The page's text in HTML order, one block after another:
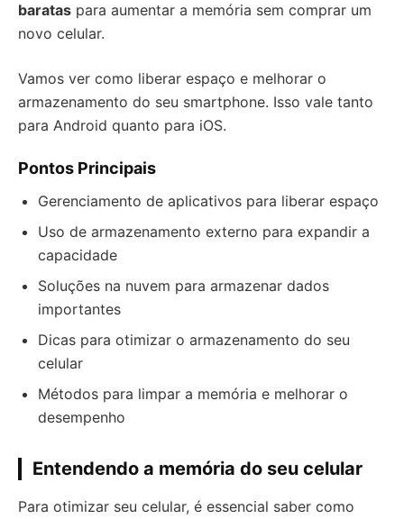
baratas para aumentar a memória sem comprar um
novo celular.
Vamos ver como liberar espaço e melhorar o
armazenamento do seu smartphone. Isso vale tanto
para Android quanto para iOS.
Pontos Principais
Gerenciamento de aplicativos para liberar espaço
Uso de armazenamento externo para expandir a
capacidade
Soluções na nuvem para armazenar dados
importantes
Dicas para otimizar o armazenamento do seu
celular
Métodos para limpar a memória e melhorar o
desempenho
Entendendo a memória do seu celular
Para otimizar seu celular, é essencial saber como